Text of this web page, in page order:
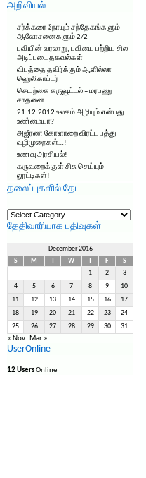
அறிவியல்
சர்க்கரை நோயும் சந்தேகங்களும் –
ஆலோசனைகளும் 2/2
புவியின் வரலாறு, புவியை பற்றிய சில
அடிப்படை தகவல்கள்
விபத்தை தவிர்க்கும் ஆளில்லா
ஹெலிகாப்டர்
செயற்கை கருவூட்டல் – மரபணு
சாதனை
21.12.2012 உலகம் அழியும் என்பது
உண்மையா?
அஜீரண கோளாறை விரட்ட பத்து
வழிமுறைகள்…!
உணவு அரசியல்!
கருவறைக்குள் சிசு செய்யும்
லூட்டிகள்!
தலைப்புகளில் தேட
தலைப்புகளில்
தேட
தேதிவாரியாக பதிவுகள்
December 2016
S
M W F
S
1
2 3
4 5 6 7 8 9 10
11 12 13 14 15 16 17
18 19 20 21 22 23 24
25 26 27 28 29 30 31
« Nov Mar »
UserOnline
12 UsersOnline